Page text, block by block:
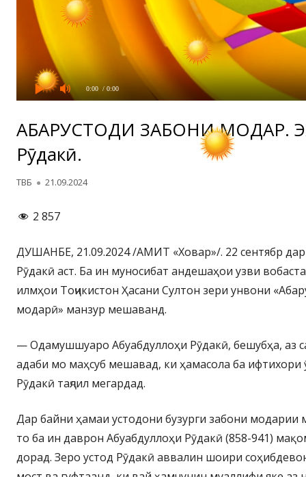
0:00 / 0:00
АБАРУСТОДИ ЗАБОНИ МОДАРӢ.
Рӯдакӣ.
Автор
ТВБ Опубликовано
21.09.2024
2 857
ДУШАНБЕ, 21.09.2024 /АМИТ «Ховар»/. 22 сентябр дар
Рӯдакӣ аст. Ба ин муносибат андешаҳои узви
илмҳои Тоҷикистон Ҳасани Султон зери унвони
модарӣ» манзур мешаванд.
— Одамушшуаро Абуабдуллоҳи Рӯдакӣ, бешубҳа, аз
адаби мо маҳсуб мешавад, ки ҳамасола ба ифтихори
Рӯдакӣ таҷлил мегардад.
Дар байни ҳамаи устодони бузурги забони модарии
то ба ин даврон Абуабдуллоҳи Рӯдакӣ (858-941)
дорад. Зеро устод Рӯдакӣ аввалин шоири